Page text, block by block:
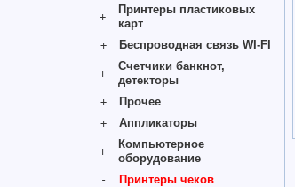
Принтеры пластиковых
карт
Беспроводная связь WI-FI
Счетчики банкнот,
детекторы
Прочее
Аппликаторы
Компьютерное
оборудование
Принтеры чеков